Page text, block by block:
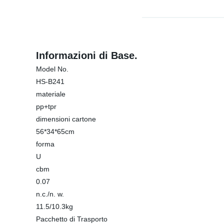
Informazioni di Base.
Model No.
HS-B241
materiale
pp+tpr
dimensioni cartone
56*34*65cm
forma
U
cbm
0.07
n.c./n. w.
11.5/10.3kg
Pacchetto di Trasporto